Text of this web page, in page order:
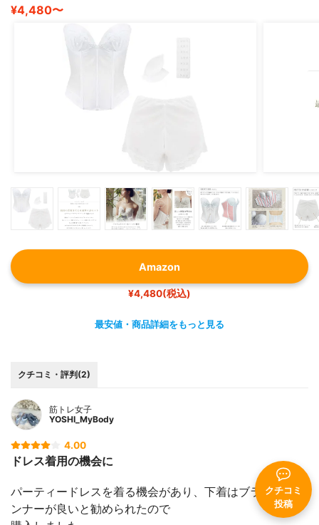
クチコミ
投稿
¥4,480〜
Amazon
¥4,480(税込)
最安値・商品詳細をもっと見る
クチコミ・評判(2)
筋トレ女子
YOSHI_MyBody
4.00
ドレス着用の機会に
パーティードレスを着る機会があり、下着はブライダルイ
ンナーが良いと勧められたので